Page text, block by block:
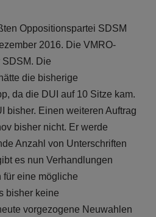
Oppositionspartei SDSM
2016. Die VMRO-
SDSM. Die
die bisherige
da die DUI auf 10 Sitze kam.
bisher. Einen weiteren Auftrag
bisher nicht. Er werde
Anzahl von Unterschriften
es nun Verhandlungen
eine mögliche
bisher keine
vorgezogene Neuwahlen